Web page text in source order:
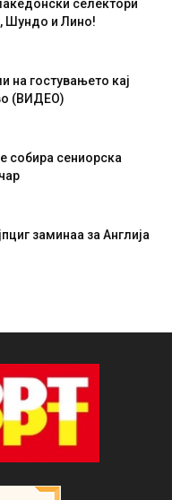
селектори
Шундо и Лино!
на гостувањето кај
(ВИДЕО)
собира сениорска
заминаа за Англија